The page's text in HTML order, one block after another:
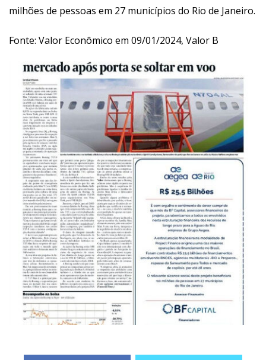
milhões de pessoas em 27 municípios do Rio de Janeiro.
Fonte: Valor Econômico em 09/01/2024, Valor B